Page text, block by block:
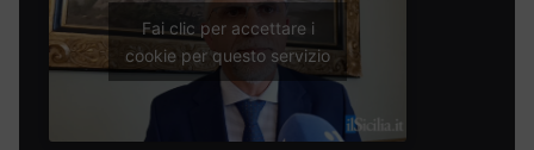
Fai clic per accettare i
cookie per questo servizio